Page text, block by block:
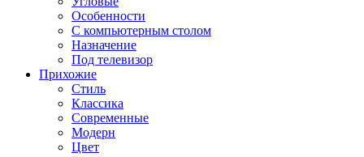
Особенности
С компьютерным столом
Назначение
Под телевизор
Прихожие
Стиль
Классика
Современные
Модерн
Цвет